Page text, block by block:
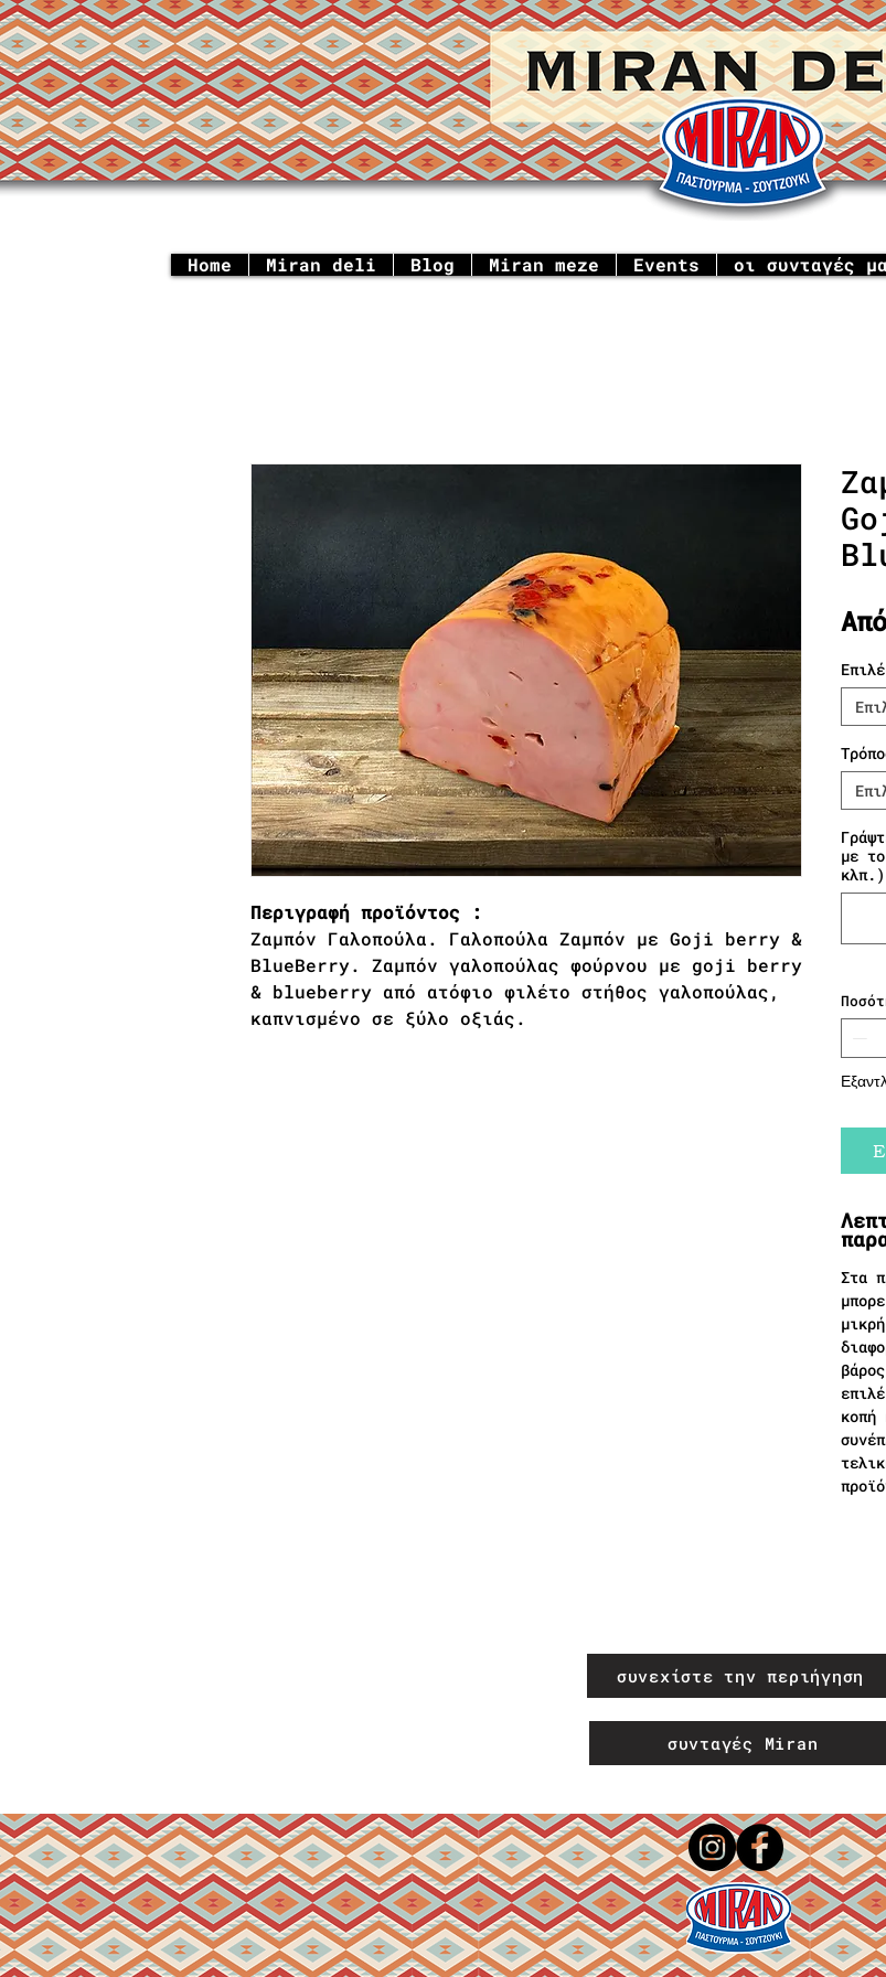
Home Miran deli Blog Miran meze Events οι συνταγές
Περιγραφή προϊόντος :
Ζαμπόν Γαλοπούλα. Γαλοπούλα Ζαμπόν με Goji berry &
BlueBerry. Zαμπόν γαλοπούλας φούρνου με goji berry
& blueberry από ατόφιο φιλέτο στήθος γαλοπούλας,
καπνισμένο σε ξύλο οξιάς.
Από
με
Στα
μικρή
κοπή
συνεχίστε την περιήγηση
συνταγές Miran